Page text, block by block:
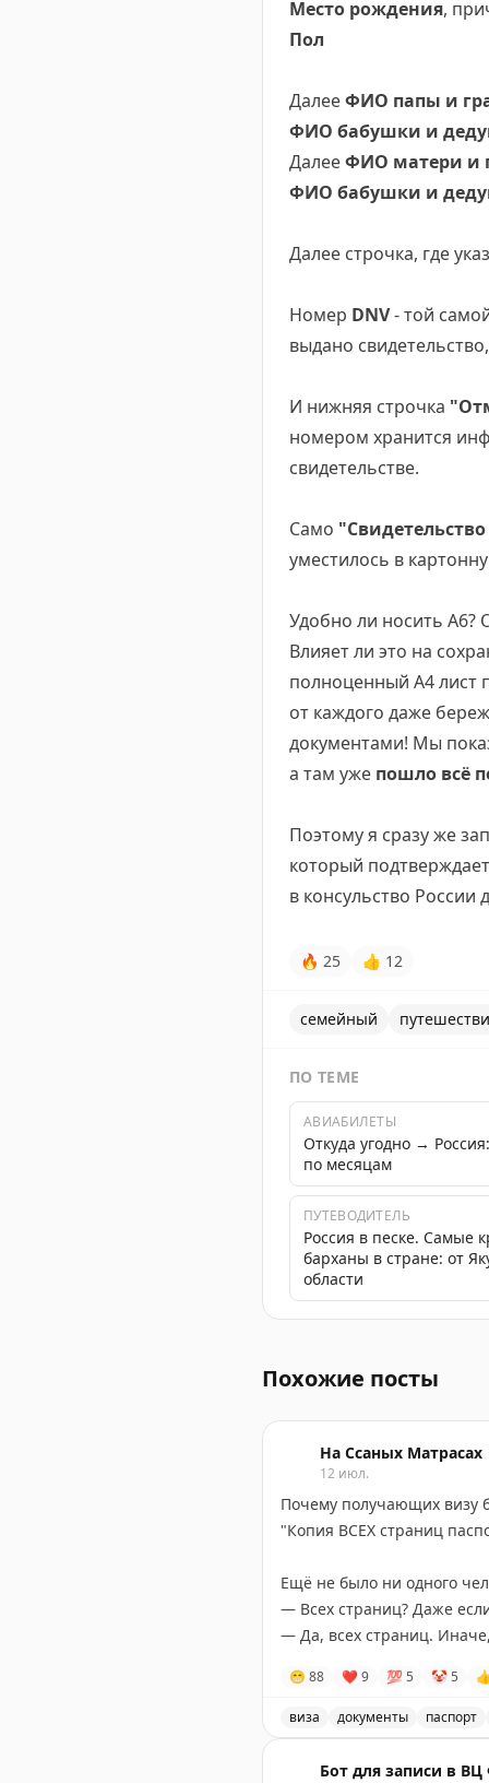
Место рождения,
Пол
ДалееФИО папы и
ФИО бабушки и
ДалееФИО матери и
ФИО бабушки и
Далее строчка, где
Номер DNV- той
выдано
И нижняя строчка
номером хранится
свидетельстве.
Само
уместилось в
Удобно ли носить А6?
Влияет ли это на
полноценный А4 лист
от каждого даже
документами! Мы
а там уже пошло всё
Поэтому я сразу же
который
в консульство России
🔥 25 👍 12
семейный
ПО ТЕМЕ
АВИАБИЛЕТЫ
Откуда угодно →
по месяцам
ПУТЕВОДИТЕЛЬ
Россия в песке. Самые
барханы в стране: от
области
Похожие посты
На Ссаных Матрасах
12 июл.
Почему получающих визу
"Копия ВСЕХ страниц
Ещё не было ни одного
— Всех страниц? Даже
— Да, всех страниц.
Вам жалко?
😁 88 ❤ 9 💯 5 🤡5
виза документы паспорт
Бот для записи в